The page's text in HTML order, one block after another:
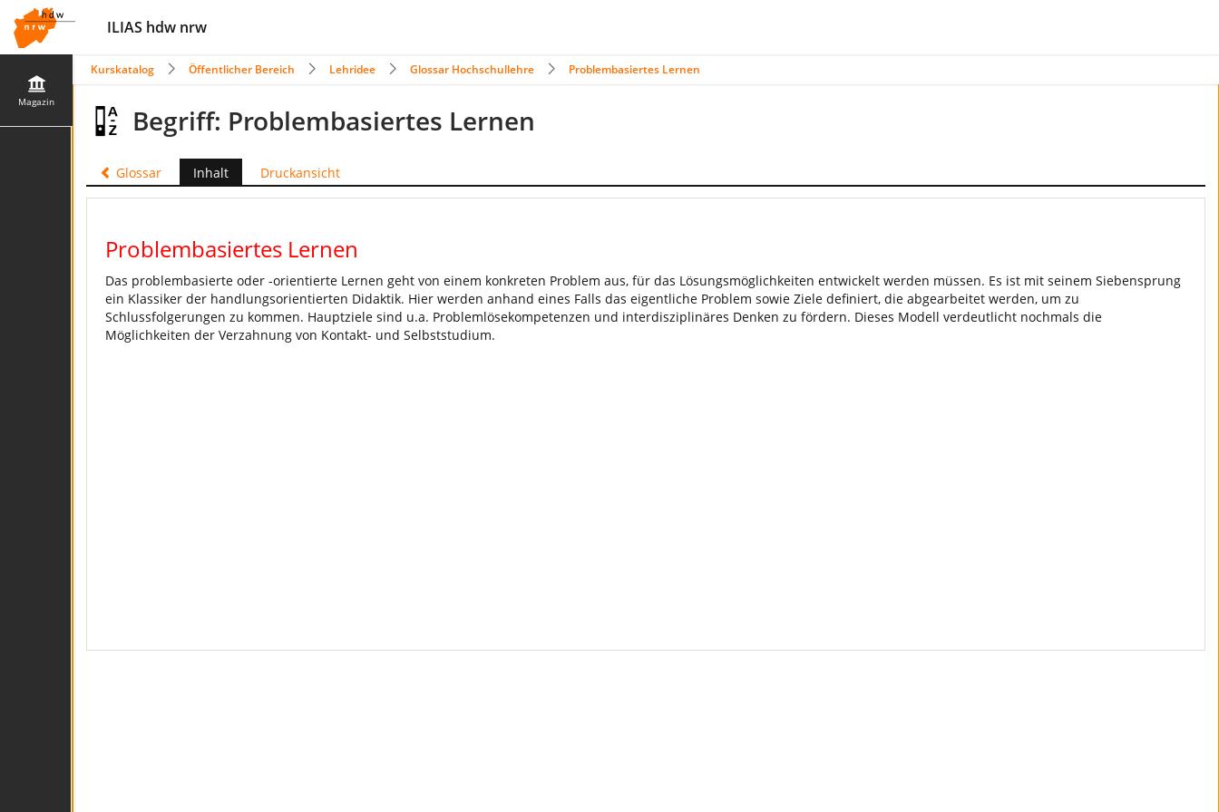
ILIAS hdw nrw
Magazin
Kurskatalog Öffentlicher Bereich Lehridee Glossar Hochschullehre Problembasiertes Lernen
Begriff: Problembasiertes Lernen
Glossar Inhalt Druckansicht
Problembasiertes Lernen
Das problembasierte oder -orientierte Lernen geht von einem konkreten Problem aus, für das Lösungsmöglichkeiten entwickelt werden müssen. Es ist mit seinem Siebensprung
ein Klassiker der handlungsorientierten Didaktik. Hier werden anhand eines Falls das eigentliche Problem sowie Ziele definiert, die abgearbeitet werden, um zu
Schlussfolgerungen zu kommen. Hauptziele sind u.a. Problemlösekompetenzen und interdisziplinäres Denken zu fördern. Dieses Modell verdeutlicht nochmals die
Möglichkeiten der Verzahnung von Kontakt- und Selbststudium.